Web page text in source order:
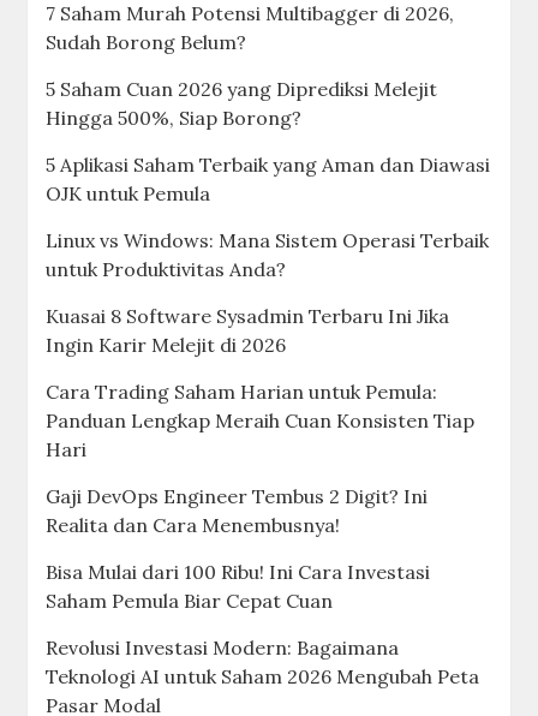
7 Saham Murah Potensi Multibagger di 2026,
Sudah Borong Belum?
5 Saham Cuan 2026 yang Diprediksi Melejit
Hingga 500%, Siap Borong?
5 Aplikasi Saham Terbaik yang Aman dan Diawasi
OJK untuk Pemula
Linux vs Windows: Mana Sistem Operasi Terbaik
untuk Produktivitas Anda?
Kuasai 8 Software Sysadmin Terbaru Ini Jika
Ingin Karir Melejit di 2026
Cara Trading Saham Harian untuk Pemula:
Panduan Lengkap Meraih Cuan Konsisten Tiap
Hari
Gaji DevOps Engineer Tembus 2 Digit? Ini
Realita dan Cara Menembusnya!
Bisa Mulai dari 100 Ribu! Ini Cara Investasi
Saham Pemula Biar Cepat Cuan
Revolusi Investasi Modern: Bagaimana
Teknologi AI untuk Saham 2026 Mengubah Peta
Pasar Modal